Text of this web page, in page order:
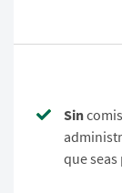
Sin
que